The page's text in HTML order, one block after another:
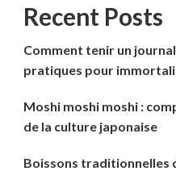
Recent Posts
Comment tenir un
pratiques pour
Moshi moshi moshi :
de la culture japonaise
Boissons traditionnelles